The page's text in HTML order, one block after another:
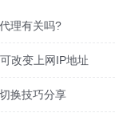
理有关吗?
改变上网IP地址
换技巧分享